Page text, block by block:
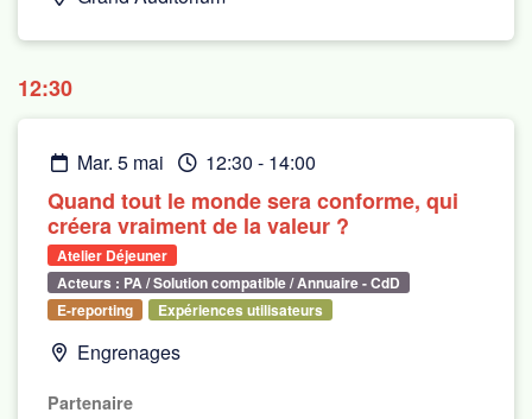
12:30
mar. 5 mai 12:30 - 14:00
Quand tout le monde sera conforme, qui
créera vraiment de la valeur ?
Atelier Déjeuner
Acteurs : PA / Solution compatible / Annuaire - CdD
E-reporting
Expériences utilisateurs
Engrenages
Partenaire